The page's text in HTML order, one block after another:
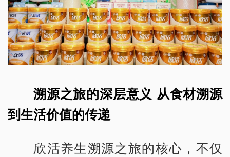
溯源之旅的深层意义 从食材溯源
到生活价值的传递
欣活养生溯源之旅的核心，不仅